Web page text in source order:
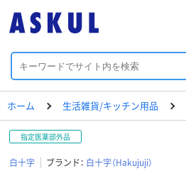
ホーム 生活雑貨/キッチン用品
指定医薬部外品
白十字 ブランド： 白十字（Hakujuji）